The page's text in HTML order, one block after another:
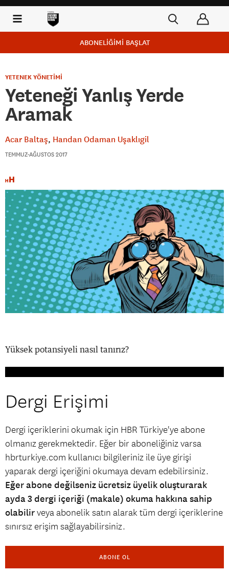
ABONELİĞİMİ BAŞLAT
YETENEK YÖNETİMİ
Yeteneği Yanlış Yerde
Aramak
Acar Baltaş Handan Odaman Uşaklıgil
TEMMUZ-AĞUSTOS 2017
Yüksek potansiyeli nasıl tanırız?
Dergi Erişimi
Dergi içeriklerini okumak için HBR Türkiye'ye abone
olmanız gerekmektedir. Eğer bir aboneliğiniz varsa
hbrturkiye.com kullanıcı bilgileriniz ile üye girişi
yaparak dergi içeriğini okumaya devam edebilirsiniz.
Eğer abone değilseniz ücretsiz üyelik oluşturarak
ayda 3 dergi içeriği (makale) okuma hakkına sahip
olabilirveya abonelik satın alarak tüm dergi içeriklerine
sınırsız erişim sağlayabilirsiniz.
ABONE OL